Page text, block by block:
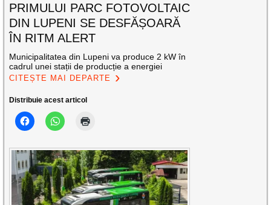
PRIMULUI PARC FOTOVOLTAIC
DIN LUPENI SE DESFĂȘOARĂ
ÎN RITM ALERT
Municipalitatea din Lupeni va produce 2 kW în
cadrul unei stații de producție a energiei
CITEȘTE MAI DEPARTE
Distribuie acest articol